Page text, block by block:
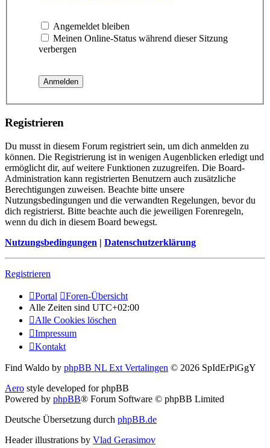
Angemeldet bleiben
Meinen Online-Status während dieser Sitzung
verbergen
Registrieren
Du musst in diesem Forum registriert sein, um dich anmelden zu
können. Die Registrierung ist in wenigen Augenblicken erledigt und
ermöglicht dir, auf weitere Funktionen zuzugreifen. Die Board-
Administration kann registrierten Benutzern auch zusätzliche
Berechtigungen zuweisen. Beachte bitte unsere
Nutzungsbedingungen und die verwandten Regelungen, bevor du
dich registrierst. Bitte beachte auch die jeweiligen Forenregeln,
wenn du dich in diesem Board bewegst.
Nutzungsbedingungen | Datenschutzerklärung
Registrieren
Portal
Foren-Übersicht
Alle Zeiten sind UTC+02:00
Alle Cookies löschen
Impressum
Kontakt
Find Waldo by phpBB NL Ext Vertalingen © 2026 SpIdErPiGgY
Aero style developed for phpBB
Powered by phpBB® Forum Software © phpBB Limited
Deutsche Übersetzung durch phpBB.de
Header illustrations by Vlad Gerasimov